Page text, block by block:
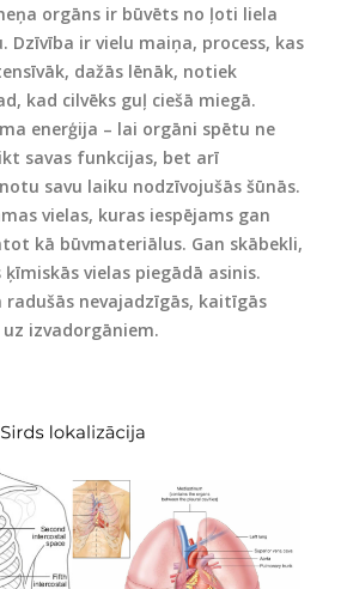
orgāns ir būvēts no ļoti liela
Dzīvība ir vielu maiņa, process, kas
dažās lēnāk, notiek
kad cilvēks guļ ciešā miegā.
enerģija – lai orgāni spētu ne
savas funkcijas, bet arī
savu laiku nodzīvojušās šūnās.
vielas, kuras iespējams gan
kā būvmateriālus. Gan skābekli,
vielas piegādā asinis.
radušās nevajadzīgās, kaitīgās
izvadorgāniem.